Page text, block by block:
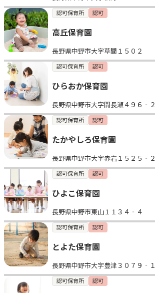
認可保育所 認可
高丘保育園
長野県中野市大字草間１５０２
認可保育所 認可
ひらおか保育園
長野県中野市大字間長瀬４９６‐２
認可保育所 認可
たかやしろ保育園
長野県中野市大字赤岩１５２５‐２
認可保育所 認可
ひよこ保育園
長野県中野市東山１１３４‐４
認可保育所 認可
とよた保育園
長野県中野市大字豊津３０７９‐１
認可保育所 認可